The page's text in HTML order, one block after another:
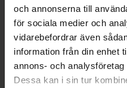
och annonserna till
för sociala medier och
vidarebefordrar även
information från din enhet
annons- och
Dessa kan i sin tur
4.8 av 5 i omdöme
Vichy Clinical Control
96H Antiperspirant
Roll-On
Roll-on antiperspirant
50 ml